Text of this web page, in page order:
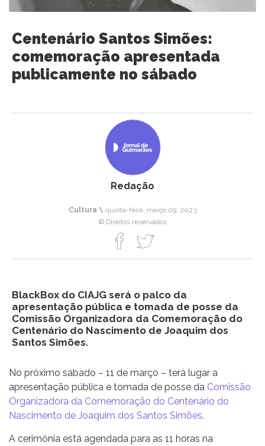
Centenário Santos Simões:
comemoração apresentada
publicamente no sábado
Redação
Cultura \ quinta-feira, março 09, 2023
© Direitos reservados
BlackBox do CIAJG será o palco da
apresentação pública e tomada de posse da
Comissão Organizadora da Comemoração do
Centenário do Nascimento de Joaquim dos
Santos Simões.
No próximo sábado – 11 de março – terá lugar a
apresentação pública e tomada de posse da Comissão
Organizadora da Comemoração do Centenário do
Nascimento de Joaquim dos Santos Simões.
A cerimónia está agendada para as 11 horas na